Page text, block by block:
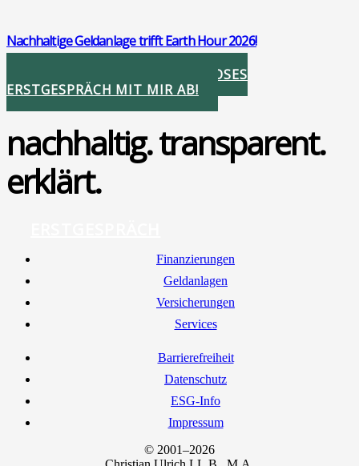
Nach­hal­ti­ge Geld­an­la­ge trifft Earth Hour 2026!
Donnerstag, 26. März 2026
STIMMEN SIE IHR KOSTENLOSES
ERSTGESPRÄCH MIT MIR AB!
nachhaltig. transparent.
erklärt.
Finan­zie­run­gen
Geld­an­la­gen
Ver­si­che­run­gen
Ser­vices
Bar­rie­re­frei­heit
Daten­schutz
ESG-Info
Impres­sum
© 2001–2026